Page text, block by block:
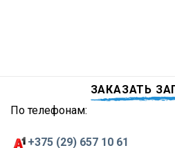
ЗАКАЗАТЬ
По телефонам:
+375 (29) 657 10 61